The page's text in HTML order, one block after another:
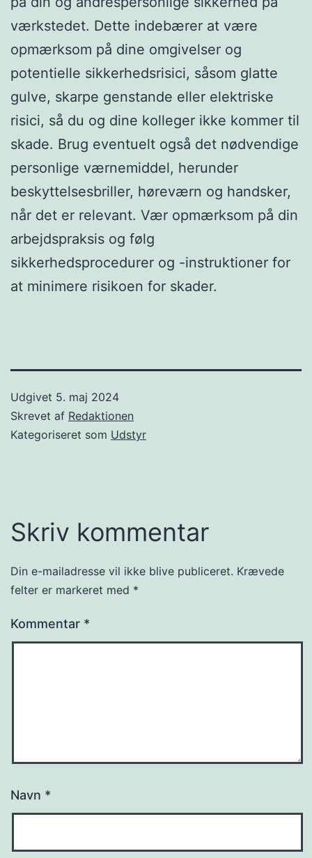
værkstedet. Dette indebærer at være
opmærksom på dine omgivelser og
potentielle sikkerhedsrisici, såsom glatte
gulve, skarpe genstande eller elektriske
risici, så du og dine kolleger ikke kommer til
skade. Brug eventuelt også det nødvendige
personlige værnemiddel, herunder
beskyttelsesbriller, høreværn og handsker,
når det er relevant. Vær opmærksom på din
arbejdspraksis og følg
sikkerhedsprocedurer og -instruktioner for
at minimere risikoen for skader.
Udgivet 5. maj 2024
Skrevet af Redaktionen
Kategoriseret som Udstyr
Skriv kommentar
Din e-mailadresse vil ikke blive publiceret. Krævede
felter er markeret med *
Kommentar *
Navn *